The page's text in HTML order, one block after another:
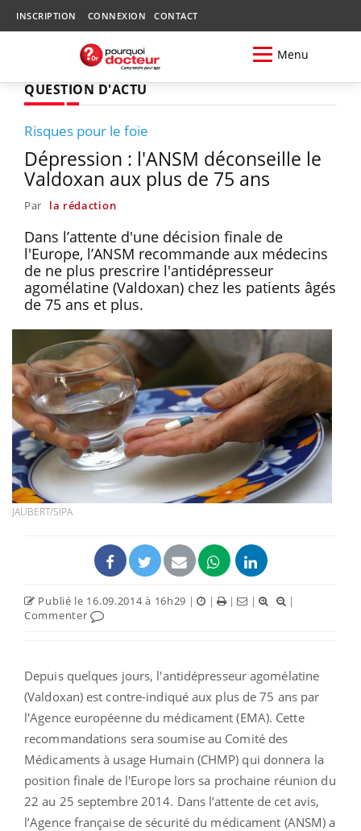
INSCRIPTION CONNEXION CONTACT
Menu
QUESTION D'ACTU
Risques pour le foie
Dépression : l'ANSM déconseille le
Valdoxan aux plus de 75 ans
Par la rédaction
Dans l’attente d'une décision finale de
l'Europe, l’ANSM recommande aux médecins
de ne plus prescrire l'antidépresseur
agomélatine (Valdoxan) chez les patients âgés
de 75 ans et plus.
JAUBERT/SIPA
Publié le 16.09.2014 à 16h29 | | | |
|
Commenter
Depuis quelques jours, l'antidépresseur agomélatine
(Valdoxan) est contre-indiqué aux plus de 75 ans par
l'Agence européenne du médicament (EMA). Cette
recommandations sera soumise au Comité des
Médicaments à usage Humain (CHMP) qui donnera la
position finale de l'Europe lors sa prochaine réunion du
22 au 25 septembre 2014. Dans l’attente de cet avis,
l’Agence française de sécurité du médicament (ANSM) a